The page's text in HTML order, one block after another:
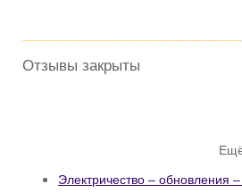
Отзывы закрыты
Электричество – обновления